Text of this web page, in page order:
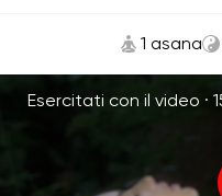
1 asana
Esercitati con il video ·